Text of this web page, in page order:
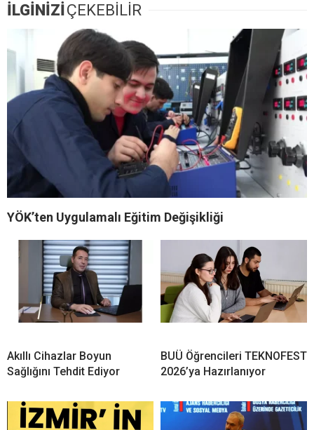
İLGİNİZİ ÇEKEBİLİR
YÖK’ten Uygulamalı Eğitim Değişikliği
Akıllı Cihazlar Boyun
Sağlığını Tehdit Ediyor
BUÜ Öğrencileri TEKNOFEST
2026’ya Hazırlanıyor